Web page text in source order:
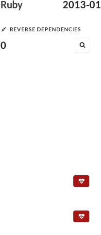
Ruby 2013-
REVERSE DEPENDENCIES
0